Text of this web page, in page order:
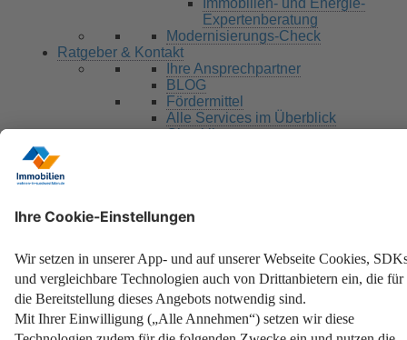
Immobilien- und Energie-
Expertenberatung
Modernisierungs-Check
Ratgeber & Kontakt
Ihre Ansprechpartner
BLOG
Fördermittel
Alle Services im Überblick
Checklisten
Search for:
Search Button